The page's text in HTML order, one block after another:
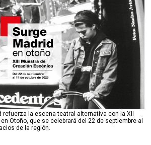
refuerza la escena teatral alternativa con la XII
Otoño, que se celebrará del 22 de septiembre al
de la región.